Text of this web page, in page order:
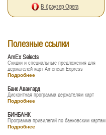
В браузер Opera
Полезные ссылки
AmEx Selects
Скидки и специальные предложения для
держателей карт American Express
Подробнее
Банк Авангард
Дисконтная программа держателям карт
Подробнее
БИНБАНК
Программа привилегий по банковским картам
Подробнее